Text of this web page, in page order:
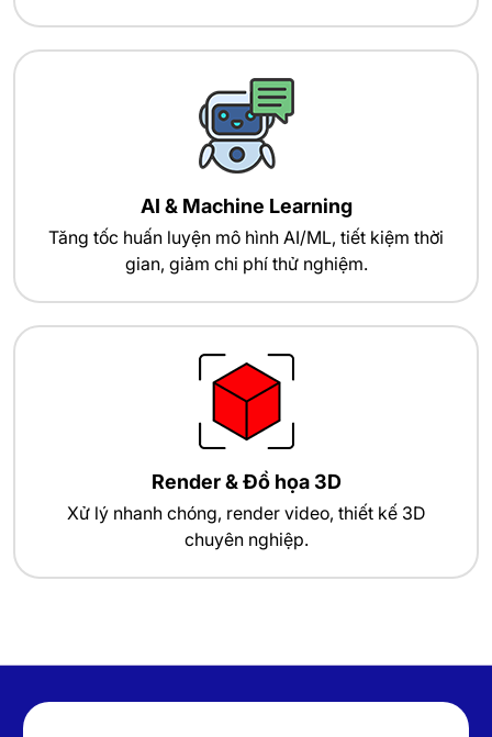
AI & Machine Learning
Tăng tốc huấn luyện mô hình AI/ML, tiết kiệm thời
gian, giảm chi phí thử nghiệm.
Render & Đồ họa 3D
Xử lý nhanh chóng, render video, thiết kế 3D
chuyên nghiệp.